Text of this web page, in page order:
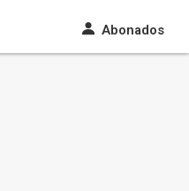
Abonados